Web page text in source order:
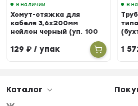
В наличии
Хомут-стяжка для
кабеля 3,6х200мм
нейлон черный (уп. 100
129₽/ упак
В
1
Каталог